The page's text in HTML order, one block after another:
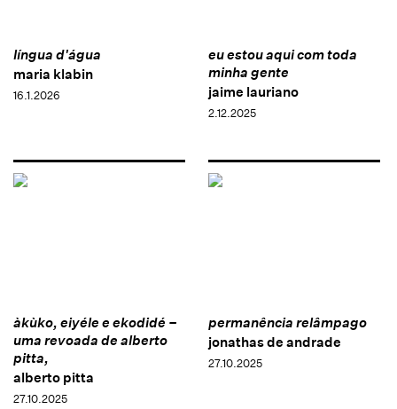
língua d'água
maria klabin
16.1.2026
eu estou aqui com toda
minha gente
jaime lauriano
2.12.2025
àkùko, eiyéle e ekodidé –
uma revoada de alberto
pitta,
alberto pitta
27.10.2025
permanência relâmpago
jonathas de andrade
27.10.2025